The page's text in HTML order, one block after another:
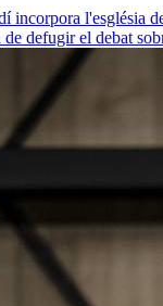
incorpora l'església
de defugir el debat